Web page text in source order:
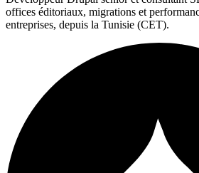
offices éditoriaux, migrations et
entreprises, depuis la Tunisie (CET).